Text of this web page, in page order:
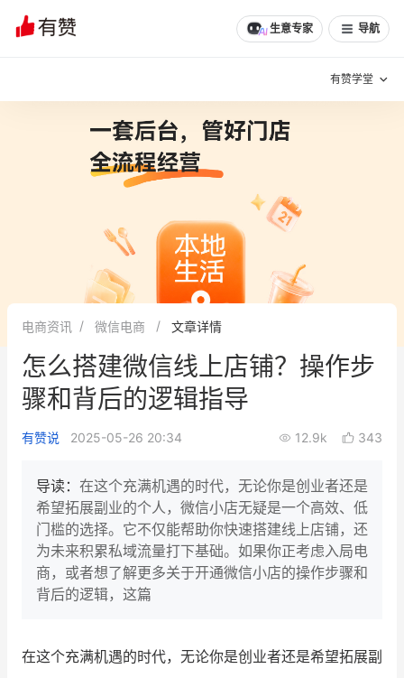
生意专家 导航
有赞学堂
增长方法
有赞专家说
新零售最佳实践
面对面聊增长
新零售大会 新零售茶会
增长产品指南
智库 产品场景库
产品更新动态
文章 问诊 分享
电商资讯 微信电商 文章详情
怎么搭建微信线上店铺？操作步
骤和背后的逻辑指导
有赞说 2025-05-26 20:34 12.9k 343
导读： 在这个充满机遇的时代，无论你是创业者还是
希望拓展副业的个人，微信小店无疑是一个高效、低
门槛的选择。它不仅能帮助你快速搭建线上店铺，还
为未来积累私域流量打下基础。如果你正考虑入局电
商，或者想了解更多关于开通微信小店的操作步骤和
背后的逻辑，这篇
在这个充满机遇的时代，无论你是创业者还是希望拓展副